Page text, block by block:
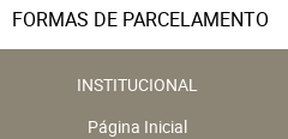
FORMAS DE PARCELAMENTO
INSTITUCIONAL
Página Inicial